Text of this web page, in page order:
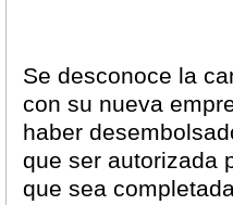
Se desconoce la
con su nueva
haber
que ser autorizada
que sea